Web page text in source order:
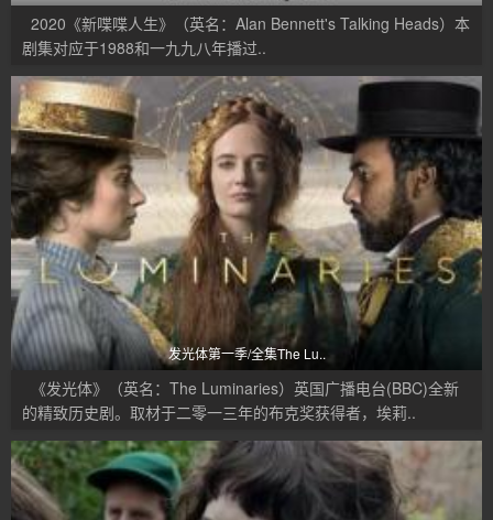
2020《新喋喋人生》（英名：Alan Bennett's Talking Heads）本
剧集对应于1988和一九九八年播过..
发光体第一季/全集The Lu..
《发光体》（英名：The Luminaries）英国广播电台(BBC)全新
的精致历史剧。取材于二零一三年的布克奖获得者，埃莉..